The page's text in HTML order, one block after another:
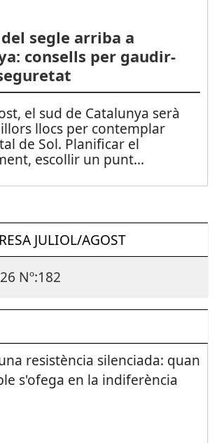
del segle arriba a
consells per gaudir-
el sud de Catalunya serà
llocs per contemplar
de Sol. Planificar el
escollir un punt...
JULIOL/AGOST